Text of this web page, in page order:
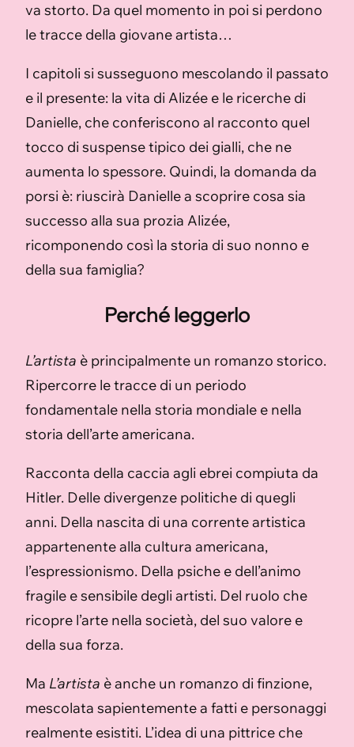
va storto. Da quel momento in poi si perdono
le tracce della giovane artista…
I capitoli si susseguono mescolando il passato
e il presente: la vita di Alizée e le ricerche di
Danielle, che conferiscono al racconto quel
tocco di suspense tipico dei gialli, che ne
aumenta lo spessore. Quindi, la domanda da
porsi è: riuscirà Danielle a scoprire cosa sia
successo alla sua prozia Alizée,
ricomponendo così la storia di suo nonno e
della sua famiglia?
Perché leggerlo
L’artista è principalmente un romanzo storico.
Ripercorre le tracce di un periodo
fondamentale nella storia mondiale e nella
storia dell’arte americana.
Racconta della caccia agli ebrei compiuta da
Hitler. Delle divergenze politiche di quegli
anni. Della nascita di una corrente artistica
appartenente alla cultura americana,
l’espressionismo. Della psiche e dell’animo
fragile e sensibile degli artisti. Del ruolo che
ricopre l’arte nella società, del suo valore e
della sua forza.
Ma L’artista è anche un romanzo di finzione,
mescolata sapientemente a fatti e personaggi
realmente esistiti. L’idea di una pittrice che